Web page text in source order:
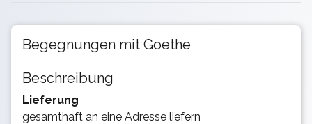
Begegnungen mit Goethe
Beschreibung
Lieferung
gesamthaft an eine Adresse liefern